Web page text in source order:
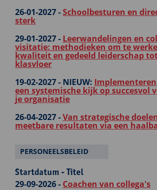
26-01-2027 -Schoolbesturen en
sterk
29-01-2027 - Leerwandelingen en
visitatie: methodieken om te
kwaliteit en gedeeld leiderschap
klasvloer
19-02-2027 - NIEUW:
een systemische kijk op succesvol
je organisatie
26-04-2027 -Van strategische
meetbare resultaten via een
PERSONEELSBELEID
Startdatum - Titel
29-09-2026 - Coachen van collega's